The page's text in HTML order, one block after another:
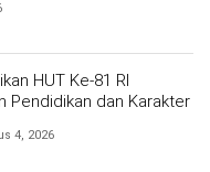
HUT Ke-81 RI
Pendidikan dan Karakter
4, 2026